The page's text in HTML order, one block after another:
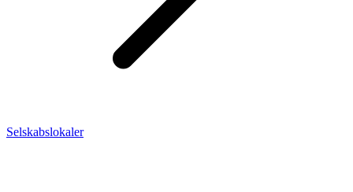
Selskabslokaler